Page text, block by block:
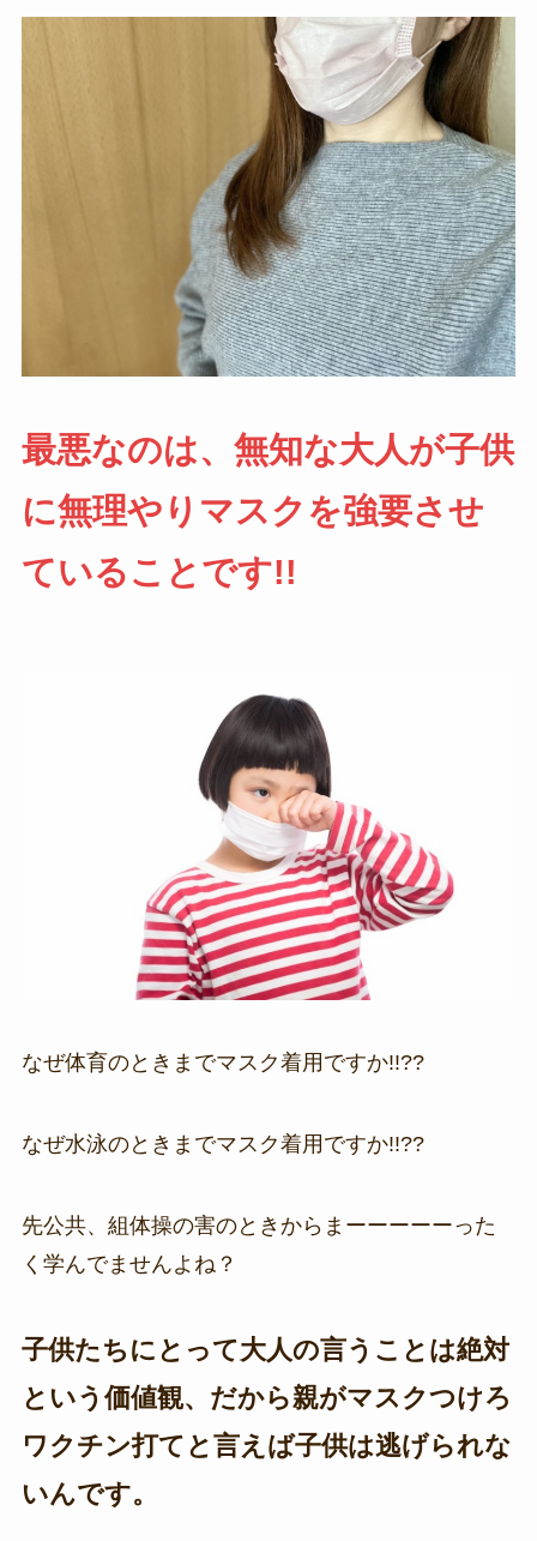
最悪なのは、無知な大人が子供
に無理やりマスクを強要させ
ていることです!!
なぜ体育のときまでマスク着用ですか!!??
なぜ水泳のときまでマスク着用ですか!!??
先公共、組体操の害のときからまーーーーーった
く学んでませんよね？
子供たちにとって大人の言うことは絶対
という価値観、だから親がマスクつけろ
ワクチン打てと言えば子供は逃げられな
いんです。